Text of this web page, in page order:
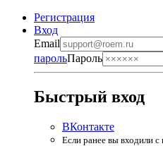
Регистрация
Вход
Email
парольПароль
Быстрый вход
ВКонтакте
Если ранее вы входили